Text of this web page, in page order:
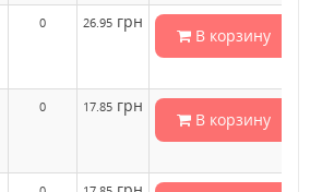
0 26.95 грн
В корзину
0 17.85 грн
В корзину